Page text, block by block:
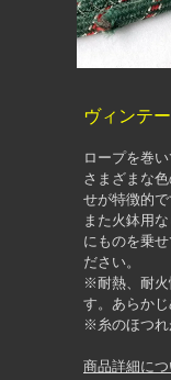
ヴィンテ
ロープを巻
さまざまな
せが特徴的で
また火鉢用
にものを乗
ださい。
※耐熱、耐火
す。あらかじ
※糸のほつれ
商品詳細につ